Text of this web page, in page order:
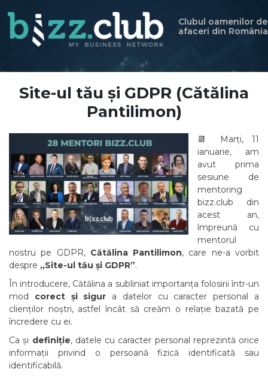
Clubul oamenilor de
afaceri din România
Site-ul tău și GDPR (Cătălina
Pantilimon)
📆 Marți, 11
ianuarie, am
avut prima
sesiune de
mentoring
bizz.club din
acest an,
împreună cu
mentorul
nostru pe GDPR, Cătălina Pantilimon, care ne-a vorbit
despre „Site-ul tău și GDPR”.
În introducere, Cătălina a subliniat importanța folosirii într-un
mod corect și sigur a datelor cu caracter personal a
clienților noștri, astfel încât să creăm o relație bazată pe
încredere cu ei.
Ca și definiție, datele cu caracter personal reprezintă orice
informații privind o persoană fizică identificată sau
identificabilă.